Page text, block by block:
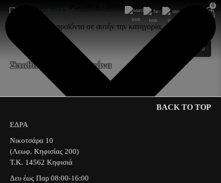
0
Σπαθιά - Ξίφη - Κατάνα
Δεν υπάρχουν προϊόντα σε αυτήν την κατηγορία.
Συνέχεια
BACK TO TOP
ΕΔΡΑ
Νικοτσάρα 10
(Λεωφ. Κηφισίας 200)
Τ.Κ. 14562 Κηφισιά
Δευ έως Παρ 08:00-16:00